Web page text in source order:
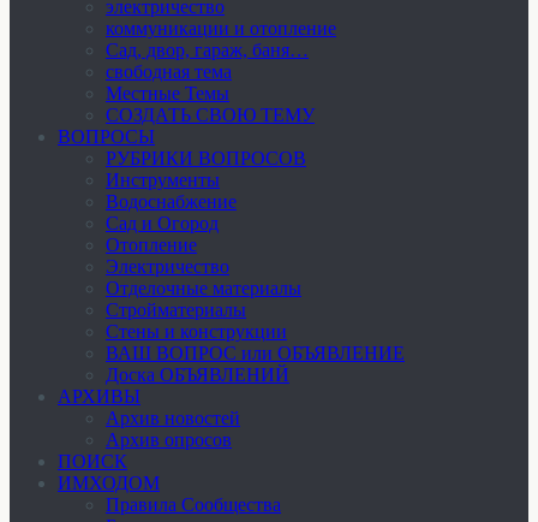
электричество
коммуникации и отопление
Cад, двор, гараж, баня…
свободная тема
Местные Темы
СОЗДАТЬ СВОЮ ТЕМУ
ВОПРОСЫ
РУБРИКИ ВОПРОСОВ
Инструменты
Водоснабжение
Сад и Огород
Отопление
Электричество
Отделочные материалы
Стройматериалы
Стены и конструкции
ВАШ ВОПРОС или ОБЪЯВЛЕНИЕ
Доска ОБЪЯВЛЕНИЙ
АРХИВЫ
Архив новостей
Архив опросов
ПОИСК
ИМХОДОМ
Правила Сообщества